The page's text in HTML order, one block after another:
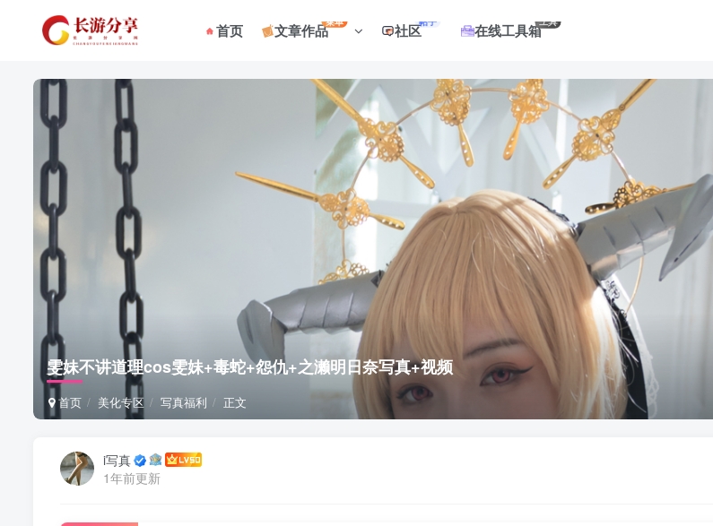
首页 文章作品菜单 社区帖子 在线工具箱工具
雯妹不讲道理cos雯妹+毒蛇+怨仇+之濑明日奈写真+视频
首页 美化专区 写真福利 正文
i写真
1年前更新